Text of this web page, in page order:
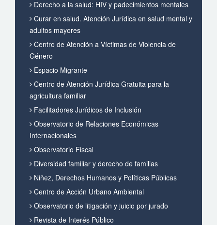
Derecho a la salud: HIV y padecimientos mentales
Curar en salud. Atención Jurídica en salud mental y
adultos mayores
Centro de Atención a Víctimas de Violencia de
Género
Espacio Migrante
Centro de Atención Jurídica Gratuita para la
agricultura familiar
Facilitadores Jurídicos de Inclusión
Observatorio de Relaciones Económicas
Internacionales
Observatorio Fiscal
Diversidad familiar y derecho de familias
Niñez, Derechos Humanos y Políticas Públicas
Centro de Acción Urbano Ambiental
Observatorio de litigación y juicio por jurado
Revista de Interés Público